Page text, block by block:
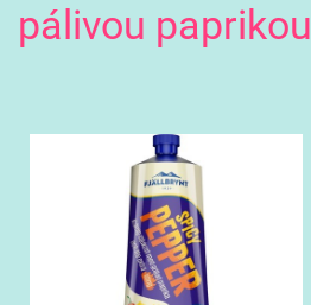
pálivou paprikou